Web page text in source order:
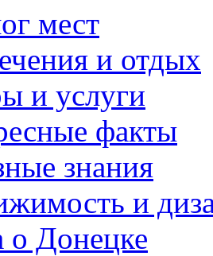
мест
и отдых
и услуги
факты
знания
и
о Донецке